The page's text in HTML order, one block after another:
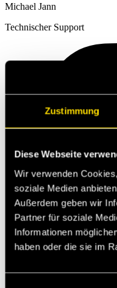
Zustimmung
Diese Webseite
Wir verwenden
soziale Medien
Außerdem geben wir
Partner für soziale
Informationen
haben oder die sie im
Michael Jann
Technischer Support